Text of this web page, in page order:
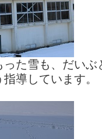
た雪も、だい
導しています。